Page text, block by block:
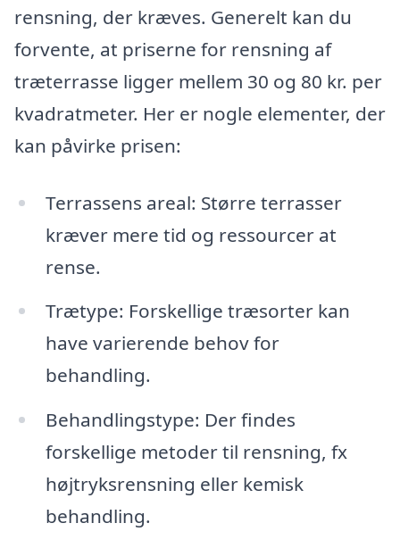
rensning, der kræves. Generelt kan du
forvente, at priserne for rensning af
træterrasse ligger mellem 30 og 80 kr. per
kvadratmeter. Her er nogle elementer, der
kan påvirke prisen:
Terrassens areal: Større terrasser
kræver mere tid og ressourcer at
rense.
Trætype: Forskellige træsorter kan
have varierende behov for
behandling.
Behandlingstype: Der findes
forskellige metoder til rensning, fx
højtryksrensning eller kemisk
behandling.